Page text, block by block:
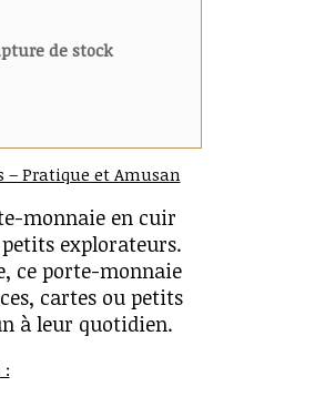
de stock
Pratique et Amusan
monnaie en cuir
explorateurs.
ce porte-monnaie
cartes ou petits
à leur quotidien.
: